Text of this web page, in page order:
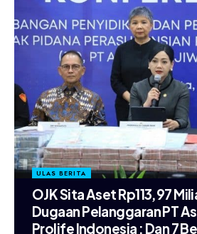
ULAS BERITA
OJK Sita Aset Rp113,97
Dugaan Pelanggaran PT
Prolife Indonesia : Dan 7